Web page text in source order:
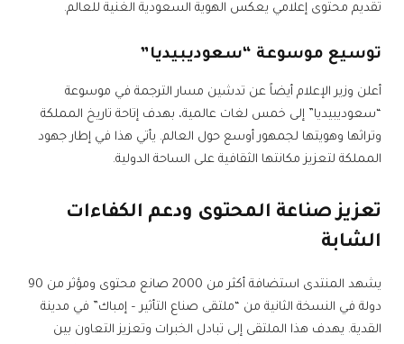
تقديم محتوى إعلامي يعكس الهوية السعودية الغنية للعالم.
توسيع موسوعة “سعوديبيديا”
أعلن وزير الإعلام أيضاً عن تدشين مسار الترجمة في موسوعة
“سعوديبيديا” إلى خمس لغات عالمية، بهدف إتاحة تاريخ المملكة
وتراثها وهويتها لجمهور أوسع حول العالم. يأتي هذا في إطار جهود
المملكة لتعزيز مكانتها الثقافية على الساحة الدولية.
تعزيز صناعة المحتوى ودعم الكفاءات
الشابة
يشهد المنتدى استضافة أكثر من 2000 صانع محتوى ومؤثر من 90
دولة في النسخة الثانية من “ملتقى صناع التأثير – إمباك” في مدينة
القدية. يهدف هذا الملتقى إلى تبادل الخبرات وتعزيز التعاون بين